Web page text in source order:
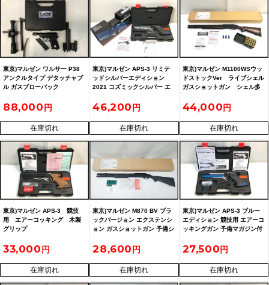
東京)マルゼン ワルサー P38
アンクルタイプ デタッチャブ
ル ガスブローバック
88,000
在庫切れ
東京)マルゼン APS-3 リミテ
ッドシルバーエディション
2021 コズミックシルバー エ
46,200
在庫切れ
東京)マルゼン M1100WSウッ
ドストックVer ライブシェル
ガスショットガン シェル多
44,000
在庫切れ
東京)マルゼン APS-3 競技
用 エアーコッキング 木製
グリップ
33,000
在庫切れ
東京)マルゼン M870 BV ブラ
ックバージョン エクステンシ
ョン ガスショットガン 予備シ
28,600
在庫切れ
東京)マルゼン APS-3 ブルー
エディション 競技用 エアーコ
ッキングガン 予備マガジン付
27,500
在庫切れ